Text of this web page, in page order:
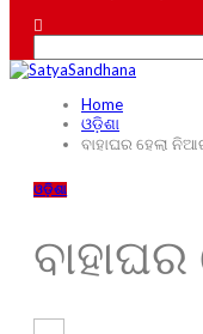
Home
ଓଡ଼ିଶା
ବାହାଘର ହେଲା
ଓଡ଼ିଶା